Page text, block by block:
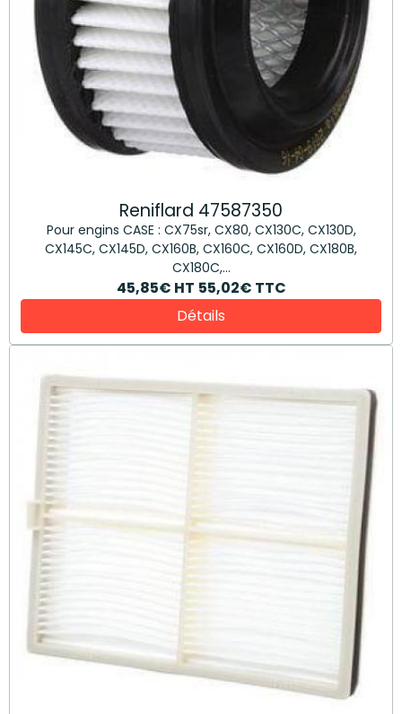
Reniflard 47587350
Pour engins CASE : CX75sr, CX80, CX130C, CX130D,
CX145C, CX145D, CX160B, CX160C, CX160D, CX180B,
CX180C,...
45,85€ HT 55,02€ TTC
Détails